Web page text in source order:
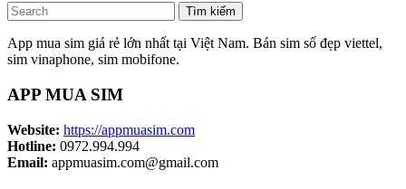
Tìm kiếm
App mua sim giá rẻ lớn nhất tại Việt Nam. Bán sim số đẹp viettel,
sim vinaphone, sim mobifone.
APP MUA SIM
Website: https://appmuasim.com
Hotline: 0972.994.994
Email: appmuasim.com@gmail.com